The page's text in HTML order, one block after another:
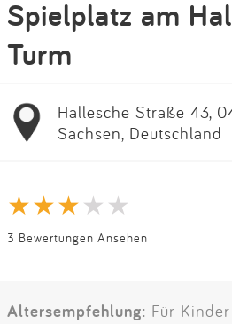
Spielplatz am
Turm
Hallesche Straße 43,
Sachsen, Deutschland
3 Bewertungen Ansehen
Altersempfehlung: Für